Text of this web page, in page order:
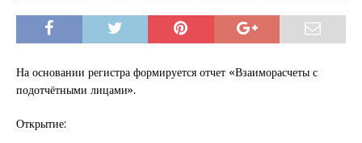
На основании регистра формируется отчет «Взаиморасчеты с
подотчётными лицами».
Открытие: